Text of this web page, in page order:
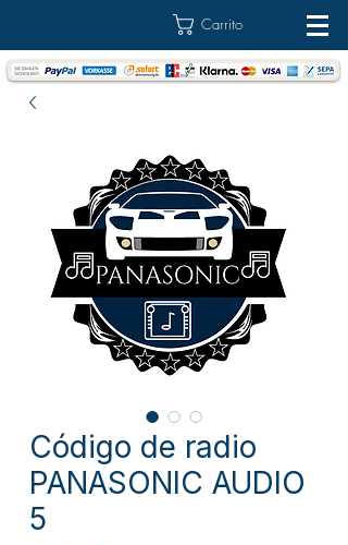
Carrito
Código de radio
PANASONIC AUDIO
5